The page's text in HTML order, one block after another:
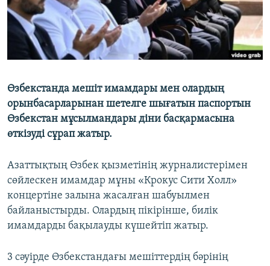
Өзбекстанда мешіт имамдары мен олардың
орынбасарларынан шетелге шығатын паспортын
Өзбекстан мұсылмандары діни басқармасына
өткізуді сұрап жатыр.
Азаттықтың Өзбек қызметінің журналистерімен
сөйлескен имамдар мұны «Крокус Сити Холл»
концертіне залына жасалған шабуылмен
байланыстырды. Олардың пікірінше, билік
имамдарды бақылауды күшейтіп жатыр.
3 сәуірде Өзбекстандағы мешіттердің бәрінің